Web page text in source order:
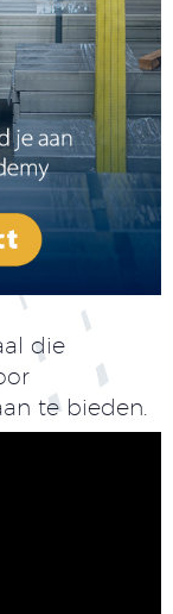
die
te bieden.